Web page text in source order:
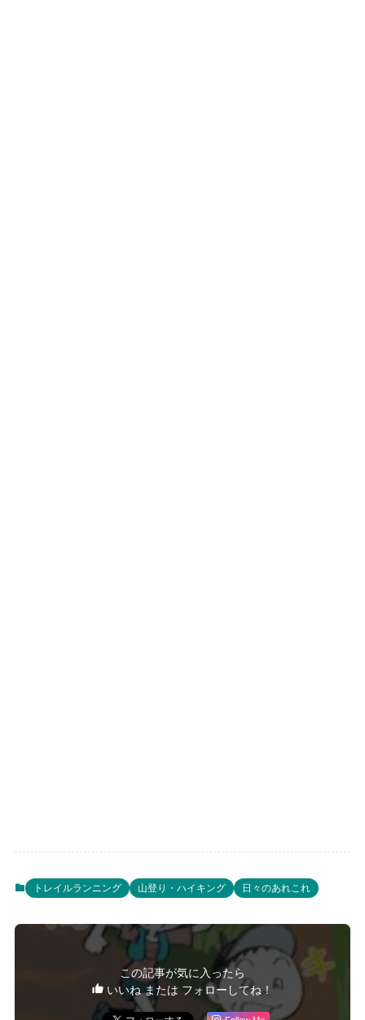
トレイルランニング 山登り・ハイキング 日々のあれこれ
この記事が気に入ったら
いいね または フォローしてね！